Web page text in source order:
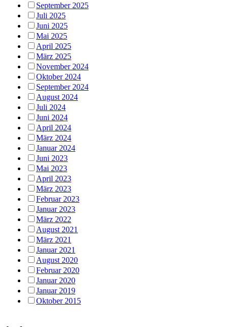
September 2025
Juli 2025
Juni 2025
Mai 2025
April 2025
März 2025
November 2024
Oktober 2024
September 2024
August 2024
Juli 2024
Juni 2024
April 2024
März 2024
Januar 2024
Juni 2023
Mai 2023
April 2023
März 2023
Februar 2023
Januar 2023
März 2022
August 2021
März 2021
Januar 2021
August 2020
Februar 2020
Januar 2020
Januar 2019
Oktober 2015